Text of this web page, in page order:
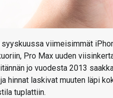
viimeisimmät
Pro Max uuden
jo vuodesta 2013
hinnat laskivat muuten läpi
tuplattiin.